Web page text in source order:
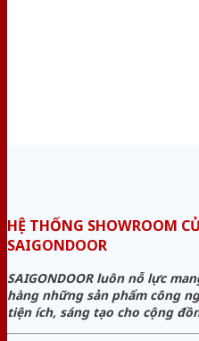
HỆ THỐNG SHOWROOM
SAIGONDOOR
SAIGONDOOR luôn nỗ lực
hàng những sản phẩm công
tiện ích, sáng tạo cho cộng